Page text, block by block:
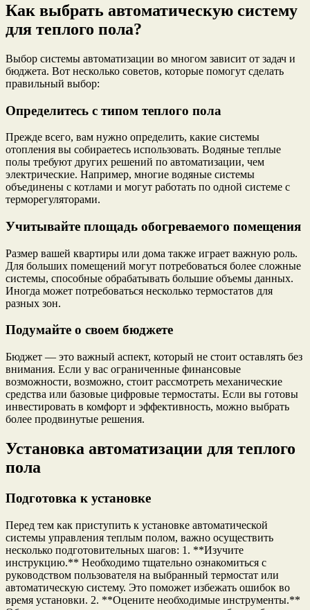
Как выбрать автоматическую систему
для теплого пола?
Выбор системы автоматизации во многом зависит от задач и
бюджета. Вот несколько советов, которые помогут сделать
правильный выбор:
Определитесь с типом теплого пола
Прежде всего, вам нужно определить, какие системы
отопления вы собираетесь использовать. Водяные теплые
полы требуют других решений по автоматизации, чем
электрические. Например, многие водяные системы
объединены с котлами и могут работать по одной системе с
терморегуляторами.
Учитывайте площадь обогреваемого помещения
Размер вашей квартиры или дома также играет важную роль.
Для больших помещений могут потребоваться более сложные
системы, способные обрабатывать большие объемы данных.
Иногда может потребоваться несколько термостатов для
разных зон.
Подумайте о своем бюджете
Бюджет — это важный аспект, который не стоит оставлять без
внимания. Если у вас ограниченные финансовые
возможности, возможно, стоит рассмотреть механические
средства или базовые цифровые термостаты. Если вы готовы
инвестировать в комфорт и эффективность, можно выбрать
более продвинутые решения.
Установка автоматизации для теплого
пола
Подготовка к установке
Перед тем как приступить к установке автоматической
системы управления теплым полом, важно осуществить
несколько подготовительных шагов: 1. **Изучите
инструкцию.** Необходимо тщательно ознакомиться с
руководством пользователя на выбранный термостат или
автоматическую систему. Это поможет избежать ошибок во
время установки. 2. **Оцените необходимые инструменты.**